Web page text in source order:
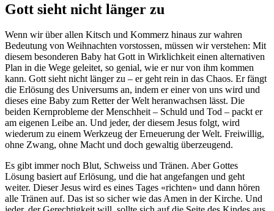
Gott sieht nicht länger zu
Wenn wir über allen Kitsch und Kommerz hinaus zur wahren
Bedeutung von Weihnachten vorstossen, müssen wir verstehen: Mit
diesem besonderen Baby hat Gott in Wirklichkeit einen alternativen
Plan in die Wege geleitet, so genial, wie er nur von ihm kommen
kann. Gott sieht nicht länger zu – er geht rein in das Chaos. Er fängt
die Erlösung des Universums an, indem er einer von uns wird und
dieses eine Baby zum Retter der Welt heranwachsen lässt. Die
beiden Kernprobleme der Menschheit – Schuld und Tod – packt er
am eigenen Leibe an. Und jeder, der diesem Jesus folgt, wird
wiederum zu einem Werkzeug der Erneuerung der Welt. Freiwillig,
ohne Zwang, ohne Macht und doch gewaltig überzeugend.
Es gibt immer noch Blut, Schweiss und Tränen. Aber Gottes
Lösung basiert auf Erlösung, und die hat angefangen und geht
weiter. Dieser Jesus wird es eines Tages «richten» und dann hören
alle Tränen auf. Das ist so sicher wie das Amen in der Kirche. Und